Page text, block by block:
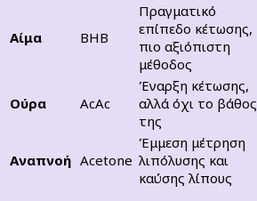
Αίμα BHB
Πραγματικό
επίπεδο κέτωσης,
πιο αξιόπιστη
μέθοδος
Ούρα AcAc
Έναρξη κέτωσης,
αλλά όχι το βάθος
της
Αναπνοή Acetone
Έμμεση μέτρηση
λιπόλυσης και
καύσης λίπους